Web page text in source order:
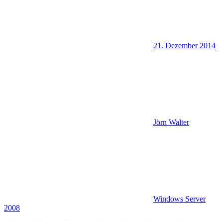
21. Dezember 2014
Jörn Walter
Windows Server
2008